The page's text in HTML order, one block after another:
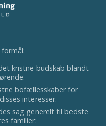
kristne budskab blandt
bofællesskaber for
interesser.
sag generelt til bedste
familier.